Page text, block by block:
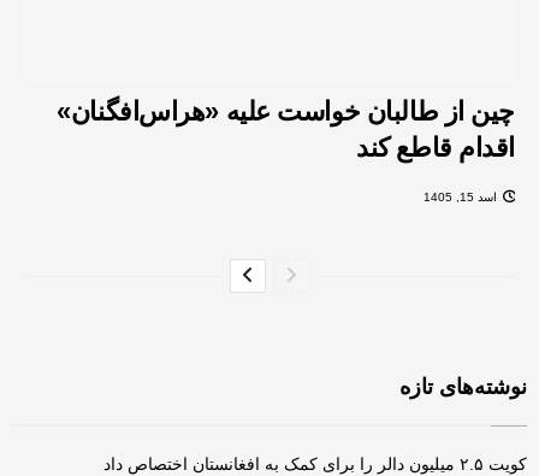
چین از طالبان خواست علیه «هراس‌افگنان»
اقدام قاطع کند
اسد 15, 1405
نوشته‌های تازه
کویت ۲.۵ میلیون دالر را برای کمک به افغانستان اختصاص داد